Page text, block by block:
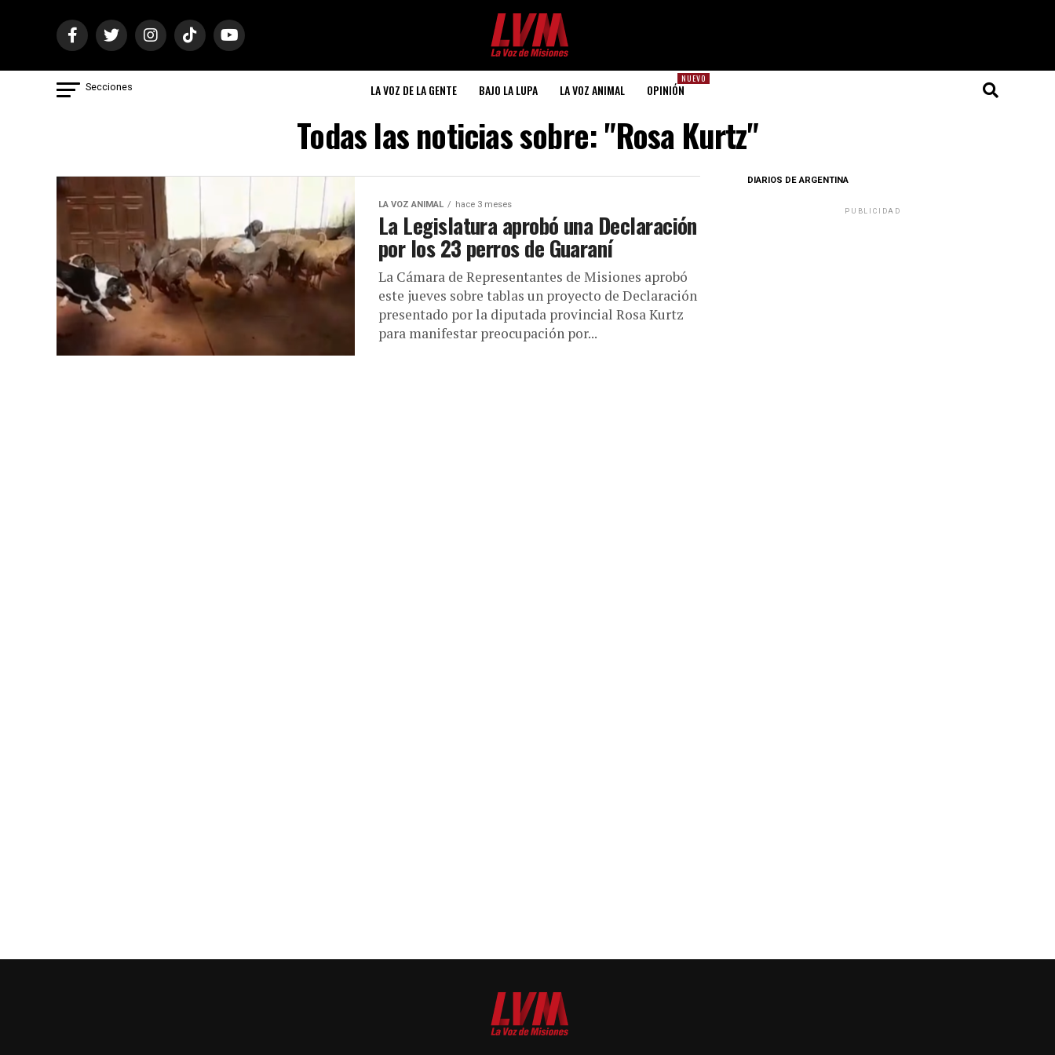
Secciones LA VOZ DE LA GENTE BAJO LA LUPA LA VOZ ANIMAL
NUEVO
OPINIÓN
Todas las noticias sobre: "Rosa Kurtz"
LA VOZ ANIMAL hace 3 meses
La Legislatura aprobó una Declaración
por los 23 perros de Guaraní
La Cámara de Representantes de Misiones aprobó
este jueves sobre tablas un proyecto de Declaración
presentado por la diputada provincial Rosa Kurtz
para manifestar preocupación por...
DIARIOS DE ARGENTINA
PUBLICIDAD